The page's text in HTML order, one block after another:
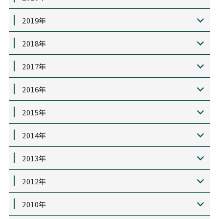
2019年
2018年
2017年
2016年
2015年
2014年
2013年
2012年
2010年